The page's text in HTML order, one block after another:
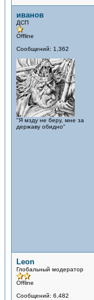
иванов
ДСП
Offline
Сообщений: 1,362
"Я мзду не беру, мне за
державу обидно"
Leon
Глобальный модератор
Offline
Сообщений: 6,482